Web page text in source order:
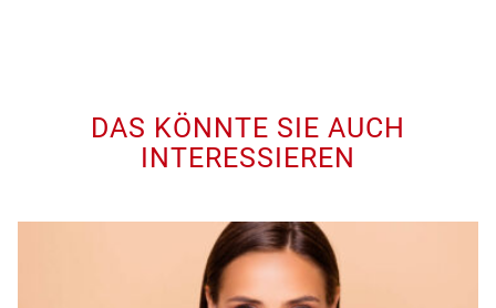
DAS KÖNNTE SIE AUCH
INTERESSIEREN